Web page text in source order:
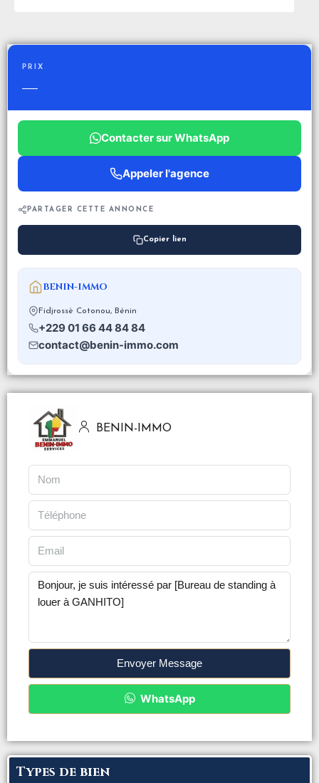
PRIX
—
Contacter sur WhatsApp
Appeler l'agence
PARTAGER CETTE ANNONCE
Copier lien
BENIN-IMMO
Fidjrossè Cotonou, Bénin
+229 01 66 44 84 84
contact@benin-immo.com
BENIN-IMMO
Envoyer Message
WhatsApp
Types de bien